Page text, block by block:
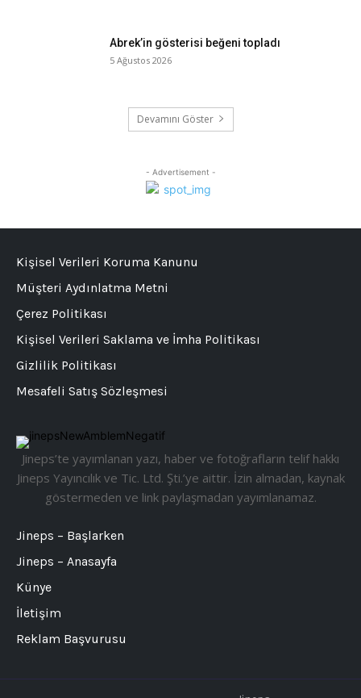
Abrek’in gösterisi beğeni topladı
5 Ağustos 2026
Devamını Göster
- Advertisement -
Jineps’te yayımlanan yazı, haber ve fotoğrafların telif hakkı
Jineps Yayıncılık ve Tic. Ltd. Şti.’ye aittir. İzin almadan, kaynak
göstermeden ve link paylaşmadan yayımlanamaz.
Jineps – Başlarken
Jineps – Anasayfa
Künye
İletişim
Reklam Başvurusu
Kişisel Verileri Koruma Kanunu
Müşteri Aydınlatma Metni
Çerez Politikası
Kişisel Verileri Saklama ve İmha Politikası
Gizlilik Politikası
Mesafeli Satış Sözleşmesi